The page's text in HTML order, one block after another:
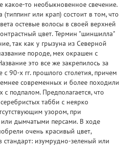
какое-то необыкновенное свечение.
(типпинг или крап) состоит в том, что
остевые волосы в своей верхней
цвет. Термин "шиншилла"
так как у грызуна из Северной
породе, мех окрашен с
это все же закрепилось за
90-х гг. прошлого столетия, причем
современных и более походили
подпалом. Предполагается, что
табби с неярко
узором, при
дымчатыми персами. В ходе
очень красивый цвет,
изумрудно-зеленый или